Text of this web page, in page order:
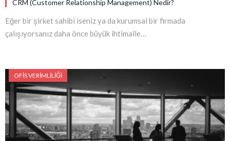
CRM (Customer Relationship Management) Nedir?
Eğer bir şirket sahibi iseniz ya da kurumsal bir firmada
çalışıyorsanız daha önce büyük ihtimalle…
OFIS VERIMLILIĞI